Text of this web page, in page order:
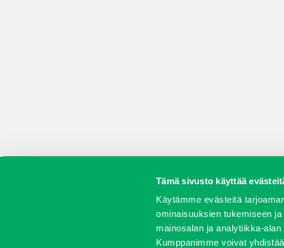
Tämä sivusto käyttää
Käytämme evästeitä
ominaisuuksien tukemiseen
mainosalan ja analytiikka-
Kumppanimme voivat
Vaihtokoneet Kalusteet Huolto ja